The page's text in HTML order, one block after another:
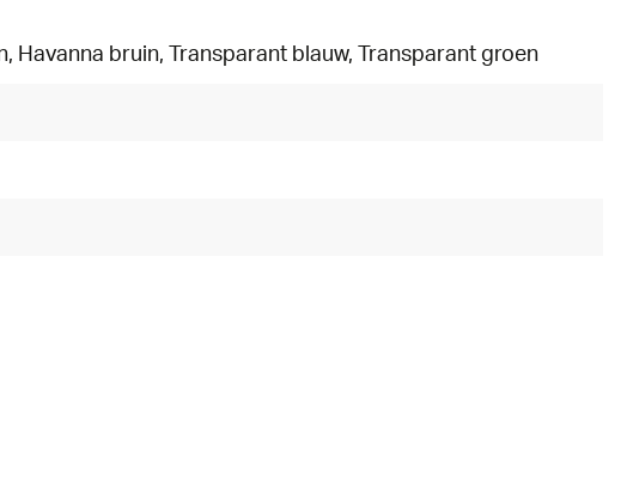
, Havanna bruin, Transparant blauw, Transparant groen